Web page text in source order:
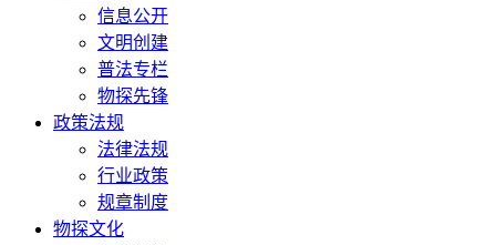
信息公开
文明创建
普法专栏
物探先锋
政策法规
法律法规
行业政策
规章制度
物探文化